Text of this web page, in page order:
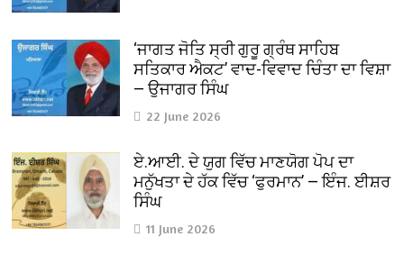
‘ਜਾਗਤ ਜੋਤਿ ਸ੍ਰੀ ਗੁਰੂ ਗ੍ਰੰਥ ਸਾਹਿਬ
ਸਤਿਕਾਰ ਐਕਟ’ ਵਾਦ-ਵਿਵਾਦ ਚਿੰਤਾ ਦਾ ਵਿਸ਼ਾ
— ਉਜਾਗਰ ਸਿੰਘ
22 June 2026
ਏ.ਆਈ. ਦੇ ਯੁਗ ਵਿੱਚ ਮਾਣਯੋਗ ਪੋਪ ਦਾ
ਮਨੁੱਖਤਾ ਦੇ ਹੱਕ ਵਿੱਚ ‘ਫੁਰਮਾਨ’ — ਇੰਜ. ਈਸ਼ਰ
ਸਿੰਘ
11 June 2026